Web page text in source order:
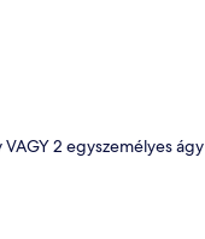
VAGY 2 egyszemélyes ágy